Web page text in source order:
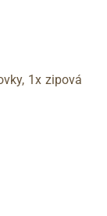
1x zipová